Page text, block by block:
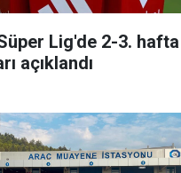
Lig'de 2-3. hafta
açıklandı